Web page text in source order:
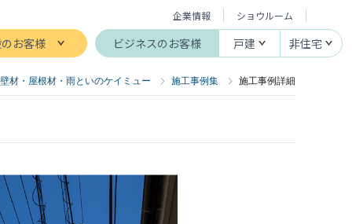
企業情報 ショウルーム
お客様 ビジネスのお客様 戸建 非住宅
材・屋根材・雨といのケイミュー 施工事例集 施工事例詳細